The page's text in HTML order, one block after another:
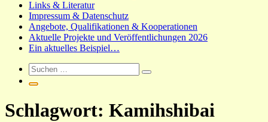
Links & Literatur
Impressum & Datenschutz
Angebote, Qualifikationen & Kooperationen
Aktuelle Projekte und Veröffentlichungen 2026
Ein aktuelles Beispiel…
Schlagwort: Kamihshibai